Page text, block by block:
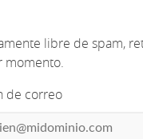
libre de spam,
momento.
de correo